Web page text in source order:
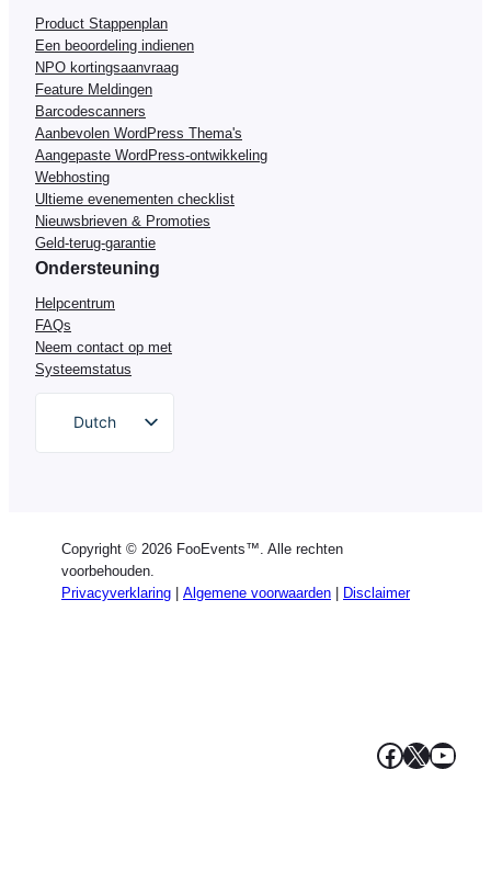
Product Stappenplan
Een beoordeling indienen
NPO kortingsaanvraag
Feature Meldingen
Barcodescanners
Aanbevolen WordPress Thema's
Aangepaste WordPress-ontwikkeling
Webhosting
Ultieme evenementen checklist
Nieuwsbrieven & Promoties
Geld-terug-garantie
Ondersteuning
Helpcentrum
FAQs
Neem contact op met
Systeemstatus
Dutch
English
Italian
Portuguese
Copyright © 2026 FooEvents™. Alle rechten
voorbehouden.
Privacyverklaring
Algemene voorwaarden Disclaimer
Facebook
X